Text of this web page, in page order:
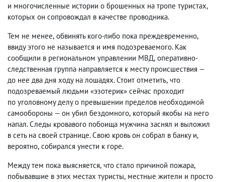
и многочисленные истории о брошенных на тропе туристах,
которых он сопровождал в качестве проводника.
Тем не менее, обвинять кого-либо пока преждевременно,
ввиду этого не называется и имя подозреваемого. Как
сообщили в региональном управлении МВД, оперативно-
следственная группа направляется к месту происшествия —
до нее два дня ходу на лошадях. Стоит отметить, что
подозреваемый людьми «эзотерик» сейчас проходит
по уголовному делу о превышении пределов необходимой
самообороны — он убил бездомного, который якобы на него
напал. Следы кровавого побоища мужчина заснял и выложил
в сеть на своей странице. Свою кровь он собрал в банку и,
вероятно, собирался унести к горе.
Между тем пока выясняется, что стало причиной пожара,
побывавшие в этих местах туристы, местные жители и просто